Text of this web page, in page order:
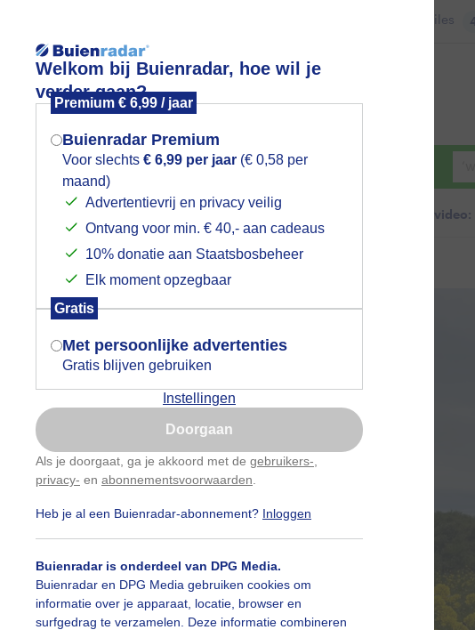
Welkom bij Buienradar, hoe wil je
verder gaan?
Premium € 6,99 / jaar
Buienradar Premium
Voor slechts € 6,99 per jaar (€ 0,58 per
maand)
Advertentievrij en privacy veilig
Ontvang voor min. € 40,- aan cadeaus
10% donatie aan Staatsbosbeheer
Elk moment opzegbaar
Gratis
Met persoonlijke advertenties
Gratis blijven gebruiken
Instellingen
Doorgaan
Als je doorgaat, ga je akkoord met de gebruikers-
privacy- en abonnementsvoorwaarden
Heb je al een Buienradar-abonnement? Inloggen
Buienradar is onderdeel van DPG Media.
Buienradar en DPG Media gebruiken cookies om
informatie over je apparaat, locatie, browser en
surfgedrag te verzamelen. Deze informatie combineren
Files 4
Foto en video Weerzine
Zoeken in foto & video:
Mogen we je locatie gebruiken voor
het weer?
Indien je hier nog geen akkoord op hebt
gegeven, verschijnt er zo een pop-up uit
je browser waarin deze toestemming
gevraagd wordt.
Is goed, toon de popup
Nu niet, misschien later
Gebruik je Safari en wil je niet elke dag deze pop-up
Klikhierom dit aan te passen